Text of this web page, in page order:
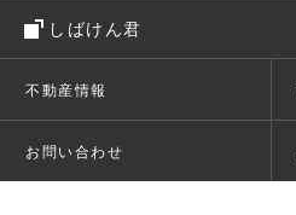
しばけん君
不動産情報
お問い合わせ